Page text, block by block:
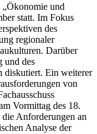
„Ökonomie und
statt. Im Fokus
des
regionaler
Darüber
und des
diskutiert. Ein weiterer
von
Vormittag des 18.
Anforderungen an
Analyse der